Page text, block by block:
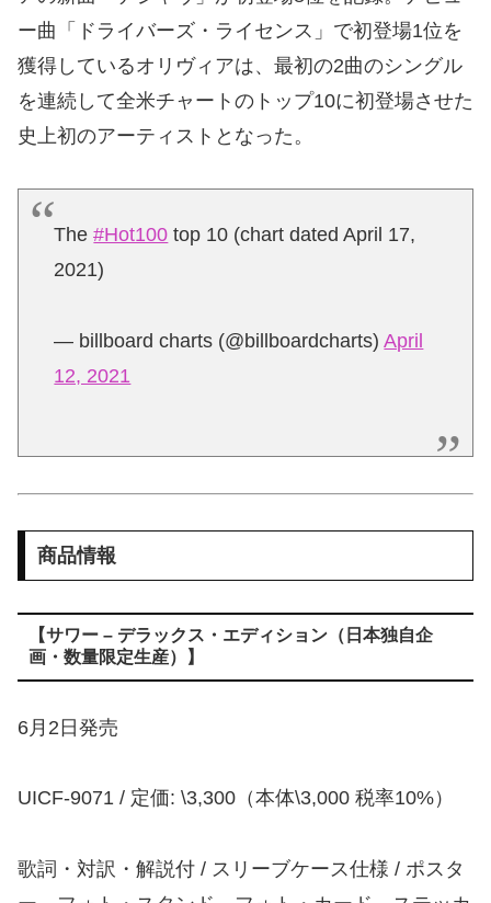
ー曲「ドライバーズ・ライセンス」で初登場1位を
獲得しているオリヴィアは、最初の2曲のシングル
を連続して全米チャートのトップ10に初登場させた
史上初のアーティストとなった。
The#Hot100 top 10 (chart dated April 17,
2021)
— billboard charts (@billboardcharts)April
12, 2021
商品情報
【サワー – デラックス・エディション（日本独自企
画・数量限定生産）】
6月2日発売
UICF-9071 / 定価: \3,300（本体\3,000 税率10%）
歌詞・対訳・解説付 / スリーブケース仕様 / ポスタ